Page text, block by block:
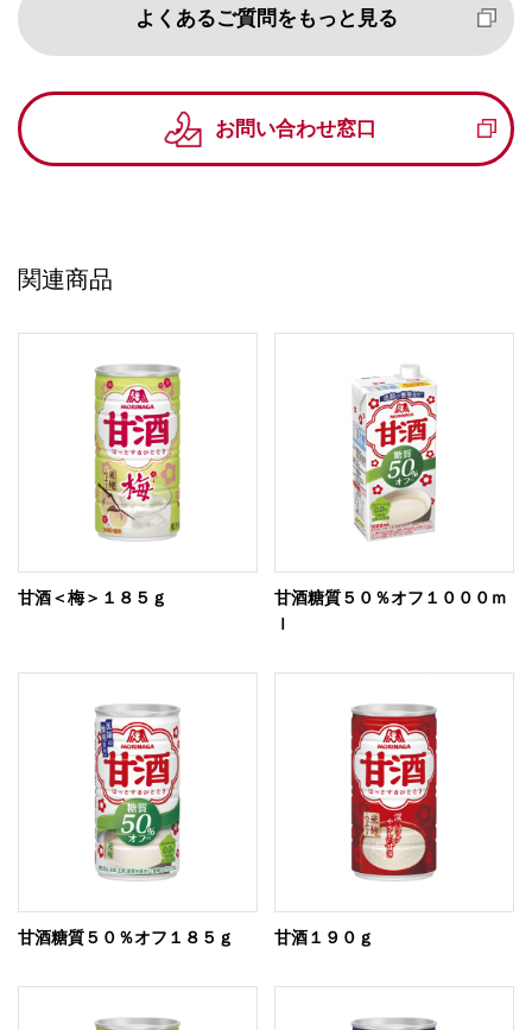
よくあるご質問をもっと見る
お問い合わせ窓口
関連商品
甘酒＜梅＞１８５ｇ
甘酒糖質５０％オフ１０００ｍ
ｌ
甘酒糖質５０％オフ１８５ｇ 甘酒１９０ｇ